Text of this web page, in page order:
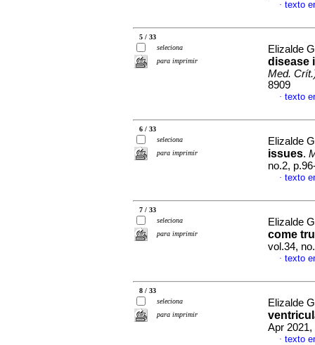
· texto
5 / 33
seleciona
para imprimir
Elizalde
disease
Med.
8909
· texto
6 / 33
seleciona
para imprimir
Elizalde
issues.
no.2,
· texto
7 / 33
seleciona
para imprimir
Elizalde
come
vol.34,
· texto
8 / 33
seleciona
para imprimir
Elizalde
Apr 2021,
· texto